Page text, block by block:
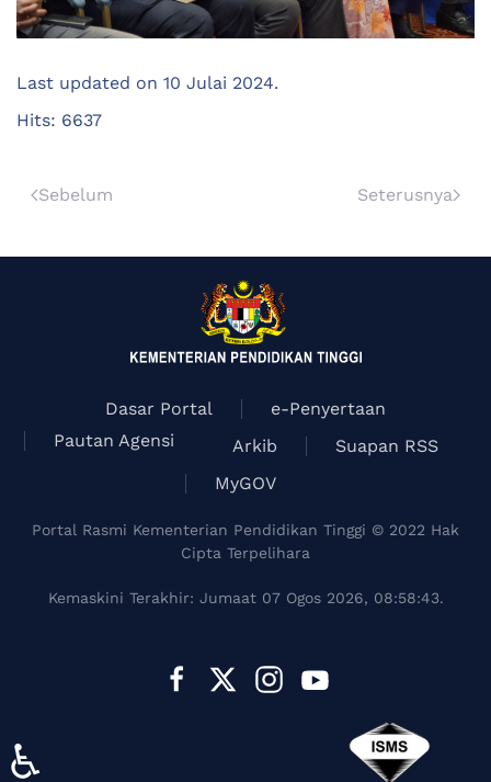
Last updated on 10 Julai 2024.
Hits: 6637
Sebelum Seterusnya
Dasar Portal
e-Penyertaan
Pautan Agensi
Arkib
Suapan RSS
MyGOV
Portal Rasmi Kementerian Pendidikan Tinggi © 2022 Hak
Cipta Terpelihara
Kemaskini Terakhir: Jumaat 07 Ogos 2026, 08:58:43.